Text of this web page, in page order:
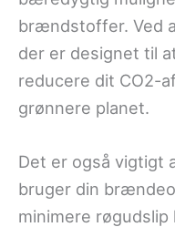
brændstoffer. Ved
der er designet til
reducere dit CO2-
grønnere planet.
Det er også vigtigt
bruger din
minimere